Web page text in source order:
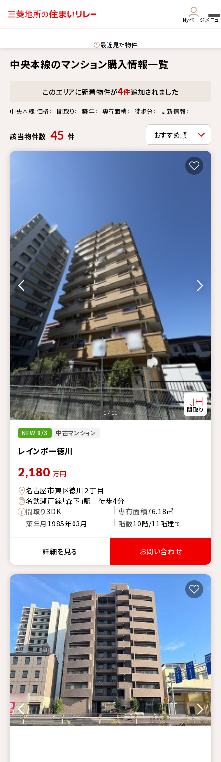
Myページメニュ
最近見た物件
中央本線のマンション購入情報一覧
このエリアに新着物件が4件追加されました
中央本線 価格：- 間取り：- 築年：- 専有面積：- 徒歩分：- 更新情報：-
該当物件数 45 件
NEW 8/3 中古マンション
レインボー徳川
1 / 11
2,180 万円
名古屋市東区徳川２丁目
名鉄瀬戸線「森下」駅 徒歩4分
間取り3DK 専有面積76.18㎡
築年月 1985年03月 階数10階/11階建て
詳細を見る お問い合わせ